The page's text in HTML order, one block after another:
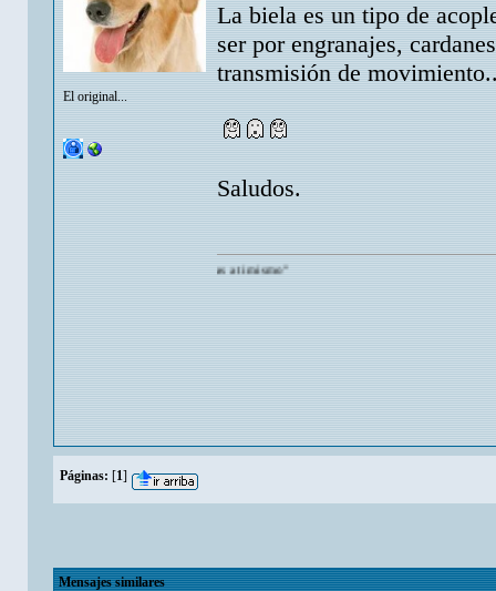
El original...
La biela es un tipo de
ser por engranajes,
transmisión de
Saludos.
mas de lo que tu te admiras a ti mismo"
Páginas: [1]
Mensajes similares